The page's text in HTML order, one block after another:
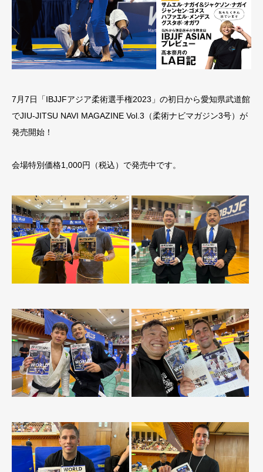
7月7日「IBJJFアジア柔術選手権2023」の初日から愛知県武道館
でJIU-JITSU NAVI MAGAZINE Vol.3（柔術ナビマガジン3号）が
発売開始！
会場特別価格1,000円（税込）で発売中です。